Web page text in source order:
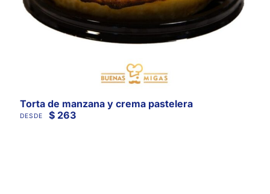
Torta de manzana y crema pastelera
DESDE $263